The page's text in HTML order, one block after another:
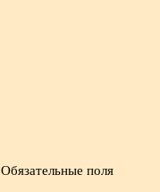
Обязательные поля